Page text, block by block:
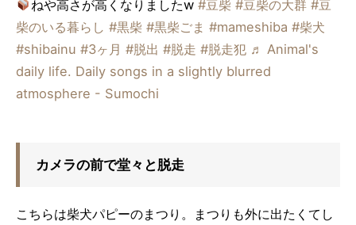
ねや高さが高くなりましたw #豆柴 #豆柴の大群 #豆
柴のいる暮らし #黒柴 #黒柴ごま #mameshiba #柴犬
#shibainu #3ヶ月 #脱出 #脱走 #脱走犯 ♬ Animal's
daily life. Daily songs in a slightly blurred
atmosphere - Sumochi
カメラの前で堂々と脱走
こちらは柴犬パピーのまつり。まつりも外に出たくてし